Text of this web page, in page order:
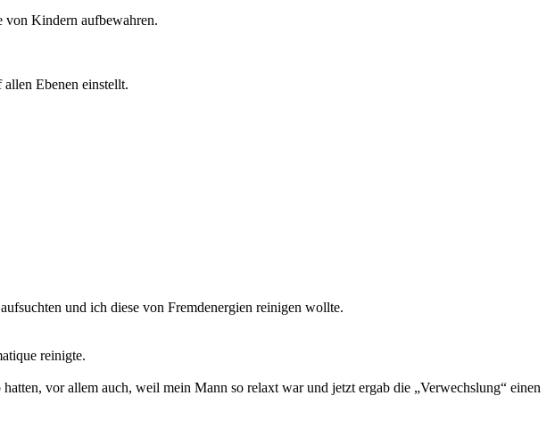
von Kindern aufbewahren.
Ebenen einstellt.
und ich diese von Fremdenergien reinigen wollte.
reinigte.
vor allem auch, weil mein Mann so relaxt war und jetzt ergab die „Verwechslung“ einen